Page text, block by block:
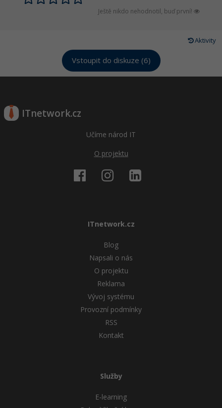
Ještě nikdo nehodnotil, buď první!
Aktivity
Vstoupit do diskuze (6)
ITnetwork.cz
Učíme národ IT
O projektu
ITnetwork.cz
Blog
Napsali o nás
O projektu
Reklama
Vývoj systému
Provozní podmínky
RSS
Kontakt
Služby
E-learning